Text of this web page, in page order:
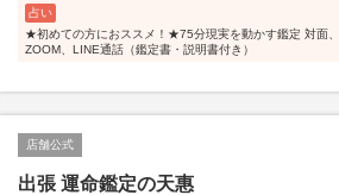
占い
★初めての方におススメ！★75分現実を動かす鑑定 対面、
ZOOM、LINE通話（鑑定書・説明書付き）
店舗公式
出張 運命鑑定の天惠